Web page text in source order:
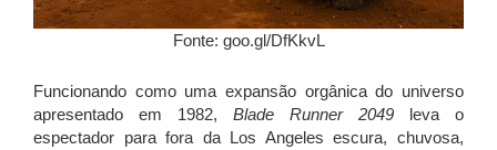
Fonte: goo.gl/DfKkvL
Funcionando como uma expansão orgânica do universo
apresentado em 1982, Blade Runner 2049 leva o
espectador para fora da Los Angeles escura, chuvosa,